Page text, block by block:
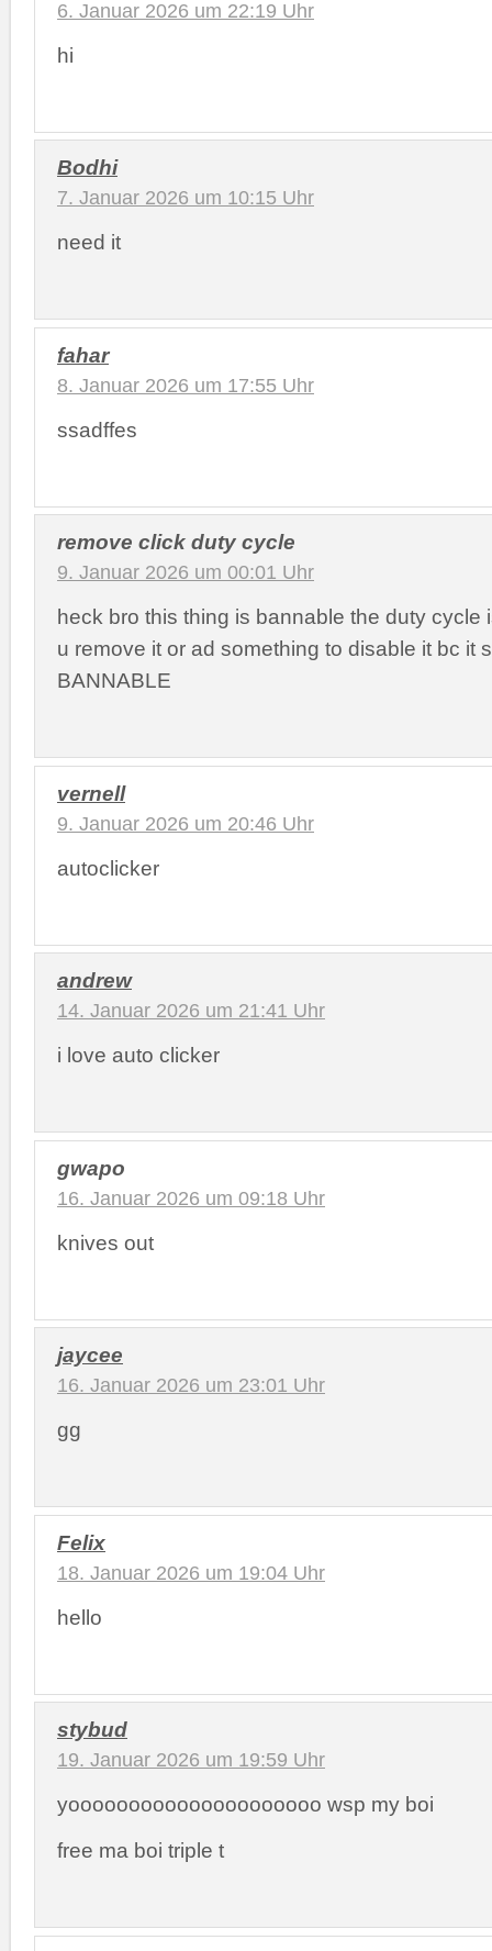
6. Januar 2026 um 22:19 Uhr
hi
Bodhi
7. Januar 2026 um 10:15 Uhr
need it
fahar
8. Januar 2026 um 17:55 Uhr
ssadffes
remove click duty cycle
9. Januar 2026 um 00:01 Uhr
heck bro this thing is bannable the duty cycle
u remove it or ad something to disable it bc it
BANNABLE
vernell
9. Januar 2026 um 20:46 Uhr
autoclicker
andrew
14. Januar 2026 um 21:41 Uhr
i love auto clicker
gwapo
16. Januar 2026 um 09:18 Uhr
knives out
jaycee
16. Januar 2026 um 23:01 Uhr
gg
Felix
18. Januar 2026 um 19:04 Uhr
hello
stybud
19. Januar 2026 um 19:59 Uhr
yooooooooooooooooooooo wsp my boi
free ma boi triple t